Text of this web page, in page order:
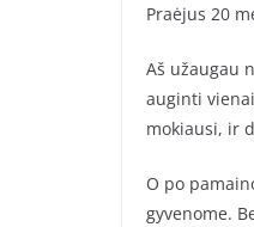
Praėjus 20
Aš užaugau
auginti
mokiausi, ir
O po
gyvenome.